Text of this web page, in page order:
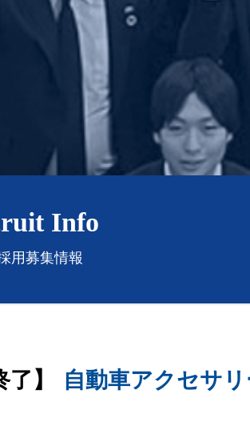
Info
用募集情報
了】
自動車アクセサ